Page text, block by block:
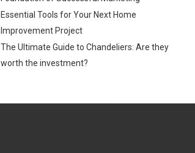
Essential Tools for Your Next Home
Improvement Project
The Ultimate Guide to Chandeliers: Are they
worth the investment?